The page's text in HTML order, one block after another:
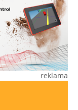
reklama